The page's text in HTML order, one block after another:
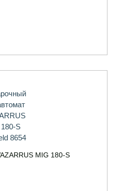
MIG 180-S